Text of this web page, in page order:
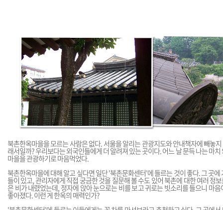
하
기
하
기
북촌한옥마을을 모르는 사람은 없다. 서울을 알리는 관광지도와 안내책자에 빼놓
래서일까? 우리보다는 외국인들에게 더 알려져 있는 곳이다. 어느 날 문득 나는 마
마을을 관광하기로 마음먹었다.
북촌한옥마을에 대해 알고 싶다면 일단 '북촌문화센터'에 들르는 것이 좋다. 그 곳
들이 있고, 관리자에게 직접 궁금한 것을 질문해 볼 수도 있어 북촌에 대한 여러 정
은 비가 내렸었는데, 정자에 앉아 눈으로는 비를 보고 귀로는 빗소리를 들으니 마
좋아졌다. 이런 게 한옥의 매력인가?